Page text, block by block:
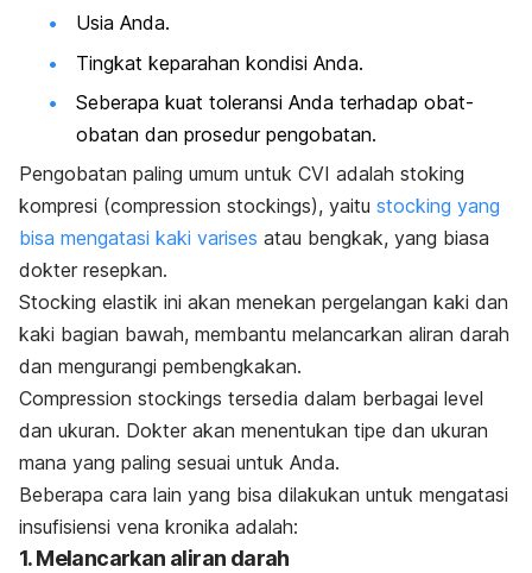
Usia Anda.
Tingkat keparahan kondisi Anda.
Seberapa kuat toleransi Anda terhadap obat-
obatan dan prosedur pengobatan.
Pengobatan paling umum untuk CVI adalah stoking
kompresi (compression stockings), yaitu stocking yang
bisa mengatasi kaki varises atau bengkak, yang biasa
dokter resepkan.
Stocking elastik ini akan menekan pergelangan kaki dan
kaki bagian bawah, membantu melancarkan aliran darah
dan mengurangi pembengkakan.
Compression stockings tersedia dalam berbagai level
dan ukuran. Dokter akan menentukan tipe dan ukuran
mana yang paling sesuai untuk Anda.
Beberapa cara lain yang bisa dilakukan untuk mengatasi
insufisiensi vena kronika adalah:
1. Melancarkan aliran darah